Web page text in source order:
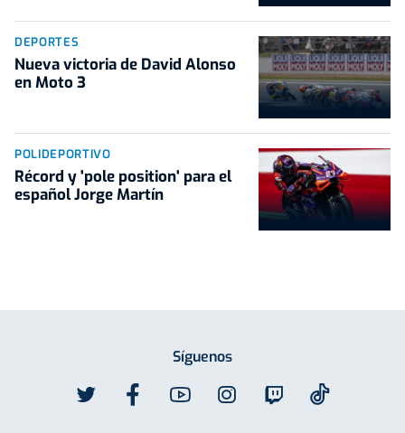
DEPORTES
Nueva victoria de David Alonso
en Moto 3
POLIDEPORTIVO
Récord y 'pole position' para el
español Jorge Martín
Síguenos